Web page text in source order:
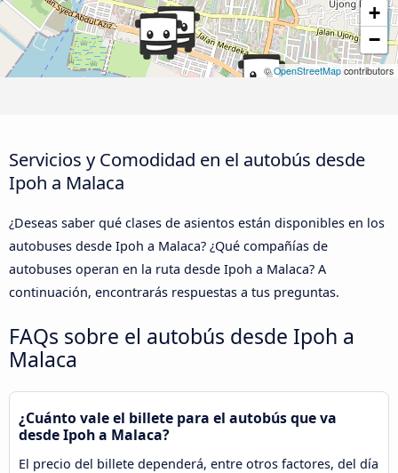
+
−
©OpenStreetMap contributors
Servicios y Comodidad en el autobús desde
Ipoh a Malaca
¿Deseas saber qué clases de asientos están disponibles en los
autobuses desde Ipoh a Malaca? ¿Qué compañías de
autobuses operan en la ruta desde Ipoh a Malaca? A
continuación, encontrarás respuestas a tus preguntas.
FAQs sobre el autobús desde Ipoh a
Malaca
¿Cuánto vale el billete para el autobús que va
desde Ipoh a Malaca?
El precio del billete dependerá, entre otros factores, del día